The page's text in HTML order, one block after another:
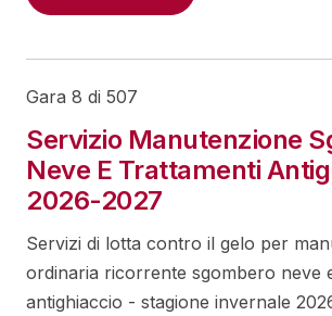
Gara 8 di 507
Servizio Manutenzione
Neve E Trattamenti
2026-2027
Servizi di lotta contro il gelo per
ordinaria ricorrente sgombero neve
antighiaccio - stagione invernale